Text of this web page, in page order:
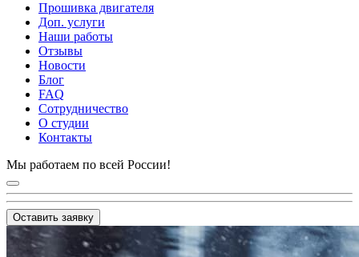
Прошивка двигателя
Доп. услуги
Наши работы
Отзывы
Новости
Блог
FAQ
Сотрудничество
О студии
Контакты
Мы работаем по всей России!
Оставить заявку